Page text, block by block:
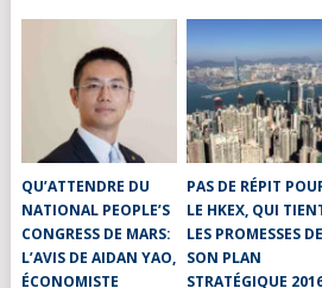
QU’ATTENDRE DU
NATIONAL PEOPLE’S
CONGRESS DE MARS:
L’AVIS DE AIDAN YAO,
ÉCONOMISTE
PAS DE RÉPIT
LE HKEX, QUI
LES PROMESSES DE
SON PLAN
STRATÉGIQUE